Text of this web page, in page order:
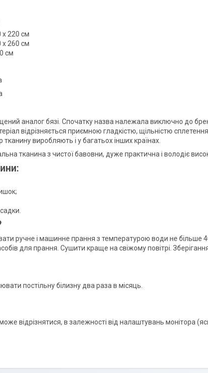
х 220 см
х 260 см
см
аналог бязі. Спочатку назва належала виключно до
відрізняється приємною гладкістю, щільністю
виробляють і у багатьох інших країнах.
тканина з чистої бавовни, дуже практична і володіє
ручне і машинне прання з температурою води не більше
для прання. Сушити краще на свіжому повітрі.
постільну білизну два раза в місяць.
може відрізнятися, в залежності від налаштувань монітора